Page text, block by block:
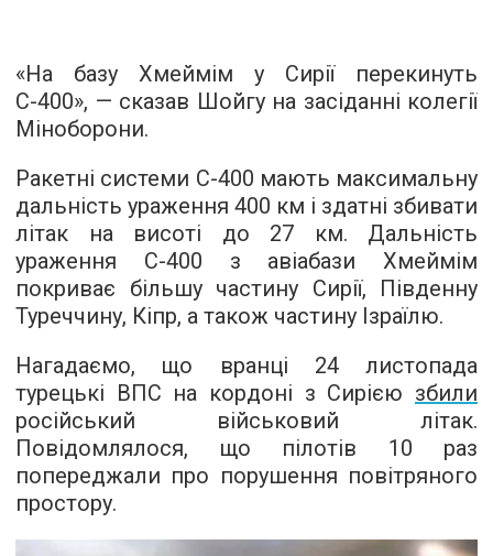
«На базу Хмеймім у Сирії перекинуть
С-400», — сказав Шойгу на засіданні колегії
Міноборони.
Ракетні системи С-400 мають максимальну
дальність ураження 400 км і здатні збивати
літак на висоті до 27 км. Дальність
ураження С-400 з авіабази Хмеймім
покриває більшу частину Сирії, Південну
Туреччину, Кіпр, а також частину Ізраїлю.
Нагадаємо, що вранці 24 листопада
турецькі ВПС на кордоні з Сирією збили
російський військовий літак.
Повідомлялося, що пілотів 10 раз
попереджали про порушення повітряного
простору.